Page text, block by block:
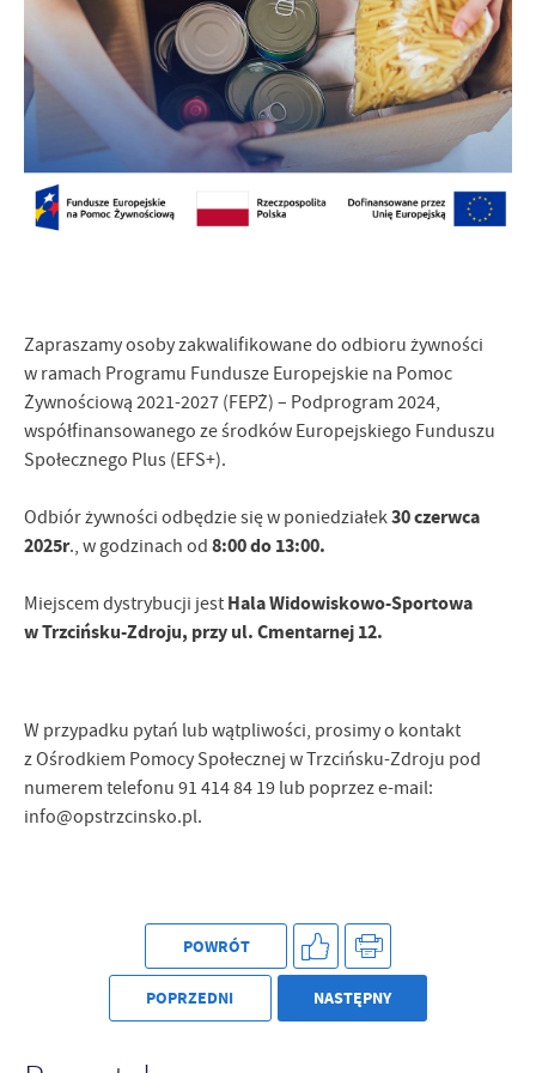
Zapraszamy osoby zakwalifikowane do odbioru żywności
w ramach Programu Fundusze Europejskie na Pomoc
Żywnościową 2021-2027 (FEPŻ) – Podprogram 2024,
współfinansowanego ze środków Europejskiego Funduszu
Społecznego Plus (EFS+).
Odbiór żywności odbędzie się w poniedziałek30 czerwca
2025r., w godzinach od 8:00 do 13:00.
Miejscem dystrybucji jest Hala Widowiskowo-Sportowa
w Trzcińsku-Zdroju, przy ul. Cmentarnej 12.
W przypadku pytań lub wątpliwości, prosimy o kontakt
z Ośrodkiem Pomocy Społecznej w Trzcińsku-Zdroju pod
numerem telefonu 91 414 84 19 lub poprzez e-mail:
info@opstrzcinsko.pl.
POWRÓT
POPRZEDNI NASTĘPNY
Firmy te działają w charakterze pośredników prezentujących nasze
treści w postaci wiadomości, ofert, komunikatów mediów
społecznościowych.